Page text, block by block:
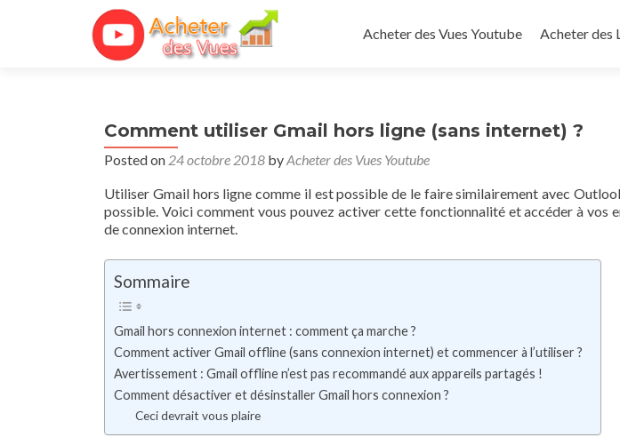
Acheter des Vues Youtube
Acheter des
Comment utiliser Gmail hors ligne (sans internet) ?
Posted on 24 octobre 2018 byAcheter des Vues Youtube
Utiliser Gmail hors ligne comme il est possible de le faire similairement avec
possible. Voici comment vous pouvez activer cette fonctionnalité et accéder à vos
de connexion internet.
Sommaire
Gmail hors connexion internet : comment ça marche ?
Comment activer Gmail offline (sans connexion internet) et commencer à l’utiliser ?
Avertissement : Gmail offline n’est pas recommandé aux appareils partagés !
Comment désactiver et désinstaller Gmail hors connexion ?
Ceci devrait vous plaire